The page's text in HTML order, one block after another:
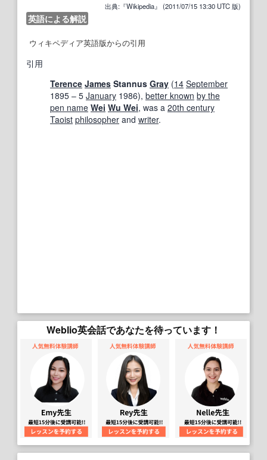
出典:『Wikipedia』 (2011/07/15 13:30 UTC 版)
英語による解説
ウィキペディア英語版からの引用
引用
Terence James Stannus Gray (14 September
1895 – 5 January 1986), better known by the
pen name Wei Wu Wei, was a 20th century
Taoist philosopher and writer.
Weblio英会話であなたを待っています！